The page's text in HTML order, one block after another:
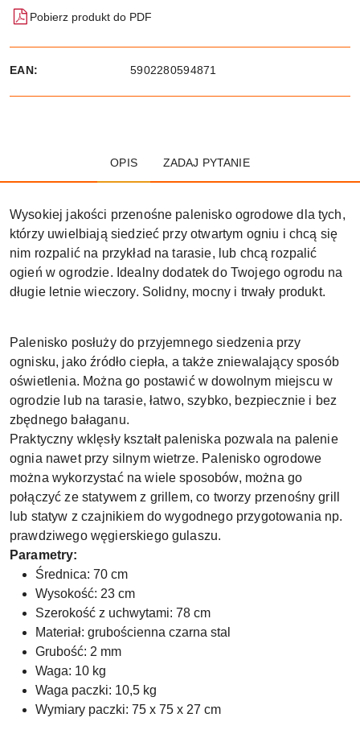
Pobierz produkt do PDF
EAN: 5902280594871
OPIS ZADAJ PYTANIE
Wysokiej jakości przenośne palenisko ogrodowe dla tych,
którzy uwielbiają siedzieć przy otwartym ogniu i chcą się
nim rozpalić na przykład na tarasie, lub chcą rozpalić
ogień w ogrodzie. Idealny dodatek do Twojego ogrodu na
długie letnie wieczory. Solidny, mocny i trwały produkt.
Palenisko posłuży do przyjemnego siedzenia przy
ognisku, jako źródło ciepła, a także zniewalający sposób
oświetlenia. Można go postawić w dowolnym miejscu w
ogrodzie lub na tarasie, łatwo, szybko, bezpiecznie i bez
zbędnego bałaganu.
Praktyczny wklęsły kształt paleniska pozwala na palenie
ognia nawet przy silnym wietrze. Palenisko ogrodowe
można wykorzystać na wiele sposobów, można go
połączyć ze statywem z grillem, co tworzy przenośny grill
lub statyw z czajnikiem do wygodnego przygotowania np.
prawdziwego węgierskiego gulaszu.
Parametry:
Średnica: 70 cm
Wysokość: 23 cm
Szerokość z uchwytami: 78 cm
Materiał: grubościenna czarna stal
Grubość: 2 mm
Waga: 10 kg
Waga paczki: 10,5 kg
Wymiary paczki: 75 x 75 x 27 cm